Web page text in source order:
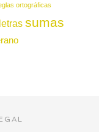
ortográficas
sumas